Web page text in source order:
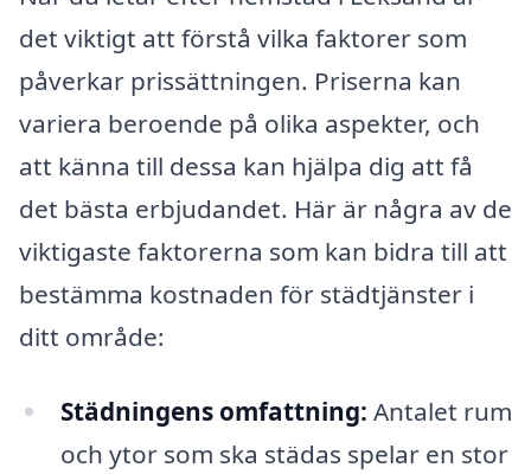
det viktigt att förstå vilka faktorer som
påverkar prissättningen. Priserna kan
variera beroende på olika aspekter, och
att känna till dessa kan hjälpa dig att få
det bästa erbjudandet. Här är några av de
viktigaste faktorerna som kan bidra till att
bestämma kostnaden för städtjänster i
ditt område:
Städningens omfattning: Antalet rum
och ytor som ska städas spelar en stor